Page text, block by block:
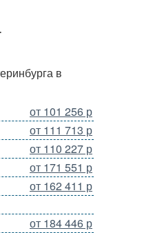
в
от 101 256 р
от 111 713 р
от 110 227 р
от 171 551 р
от 162 411 р
от 184 446 р